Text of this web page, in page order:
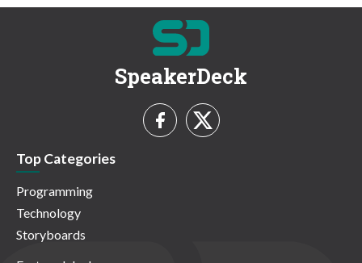
SpeakerDeck
Top Categories
Programming
Technology
Storyboards